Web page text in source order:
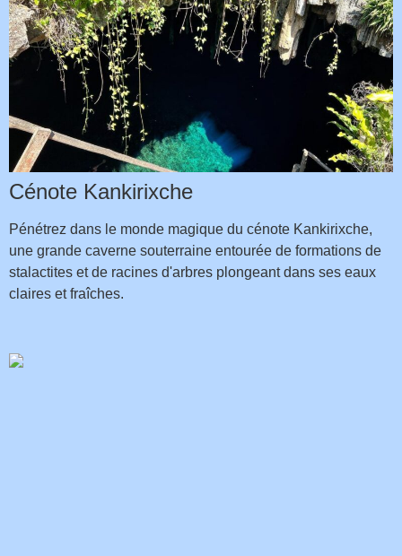
Cénote Kankirixche
Pénétrez dans le monde magique du cénote Kankirixche,
une grande caverne souterraine entourée de formations de
stalactites et de racines d'arbres plongeant dans ses eaux
claires et fraîches.